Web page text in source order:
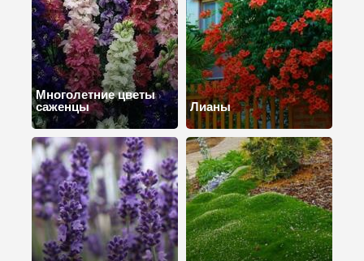
Многолетние цветы
саженцы
Лианы